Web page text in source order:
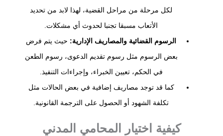
لكل مرحلة من مراحل القضية، لهذا لابد من تحديد
الأتعاب مسبقا تجنبا لحدوث أي مشكلات.
الرسوم القضائية والمصاريف الإدارية: حيث يتم فرض
بعض الرسوم مثل رسوم تقديم الدعوى، رسوم الطعن
في الحكم، تعيين الخبراء، وإجراءات التنفيذ.
كما قد توجد مصاريف إضافية في بعض الحالات مثل
تكلفة الشهود أو الحصول على الترجمة القانونية.
كيفية اختيار المحامي المدني